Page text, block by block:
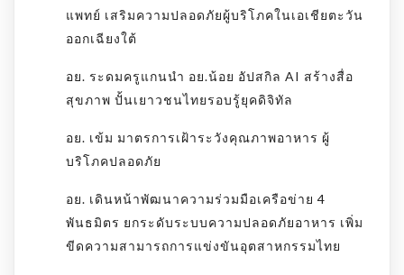
แพทย์ เสริมความปลอดภัยผู้บริโภคในเอเชียตะวัน
ออกเฉียงใต้
อย. ระดมครูแกนนำ อย.น้อย อัปสกิล AI สร้างสื่อ
สุขภาพ ปั้นเยาวชนไทยรอบรู้ยุคดิจิทัล
อย. เข้ม มาตรการเฝ้าระวังคุณภาพอาหาร ผู้
บริโภคปลอดภัย
อย. เดินหน้าพัฒนาความร่วมมือเครือข่าย 4
พันธมิตร ยกระดับระบบความปลอดภัยอาหาร เพิ่ม
ขีดความสามารถการแข่งขันอุตสาหกรรมไทย